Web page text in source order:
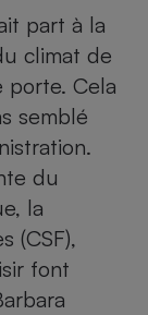
part à la
climat de
porte. Cela
semblé
du
la
(CSF),
font